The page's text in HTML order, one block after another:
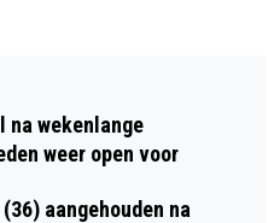
IN
OLYMPICS
OPWARMER
2026 IN
na wekenlange
weer open voor
aangehouden na